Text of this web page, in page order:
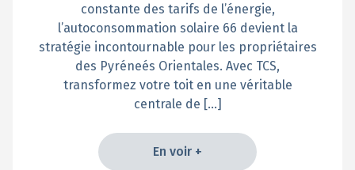
constante des tarifs de l’énergie,
l’autoconsommation solaire 66 devient la
stratégie incontournable pour les propriétaires
des Pyréneés Orientales. Avec TCS,
transformez votre toit en une véritable
centrale de […]
En voir +